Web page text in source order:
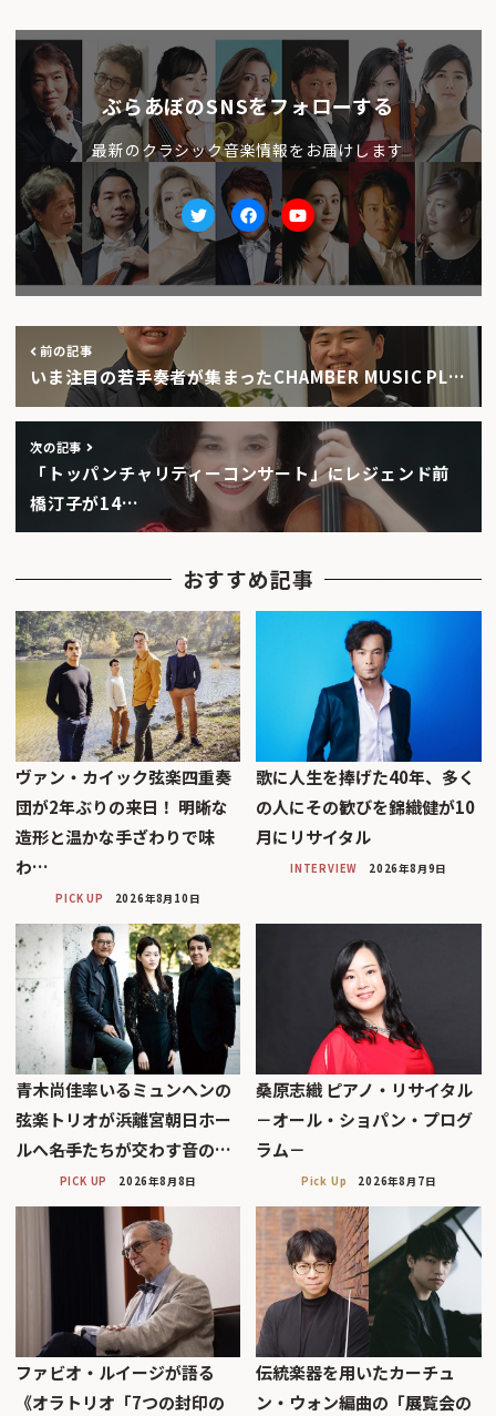
ぶらあぼのSNSをフォローする
最新のクラシック音楽情報をお届けします
TwitterfacebookYoutube
前の記事
いま注目の若手奏者が集まったCHAMBER MUSIC PL…
次の記事
「トッパンチャリティーコンサート」にレジェンド前
橋汀子が14…
おすすめ記事
ヴァン・カイック弦楽四重奏
団が2年ぶりの来日！ 明晰な
造形と温かな手ざわりで味
わ…
PICK UP 2026年8月10日
歌に人生を捧げた40年、多く
の人にその歓びを錦織健が10
月にリサイタル
INTERVIEW 2026年8月9日
青木尚佳率いるミュンヘンの
弦楽トリオが浜離宮朝日ホー
ルへ――名手たちが交わす音の…
PICK UP 2026年8月8日
桑原志織 ピアノ・リサイタル
－オール・ショパン・プログ
ラム－
Pick Up 2026年8月7日
ファビオ・ルイージが語る
《オラトリオ「7つの封印の
伝統楽器を用いたカーチュ
ン・ウォン編曲の「展覧会の